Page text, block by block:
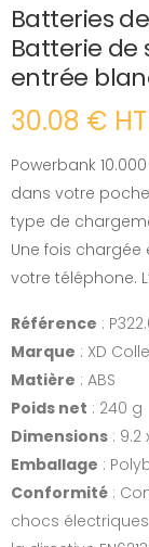
Batteries
Batterie de
entrée
30.08 € HT
Powerbank
dans votre
type de
Une fois
votre téléphone.
Référence :
Marque : XD
Matière : ABS
Poids net : 240 g
Dimensions : 9.2
Emballage :
Conformité :
chocs